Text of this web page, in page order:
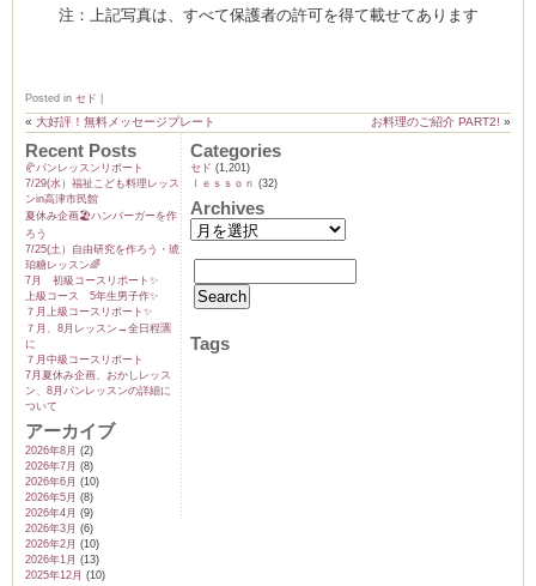
注：上記写真は、すべて保護者の許可を得て載せてあります
Posted in セド
« 大好評！無料メッセージプレート お料理のご紹介 PART2! »
Recent Posts
🥐パンレッスンリポート
7/29(水）福祉こども料理レッス
ンin高津市民館
夏休み企画🏖️ハンバーガーを作
ろう
7/25(土）自由研究を作ろう・琥
珀糖レッスン🌈
7月 初級コースリポート✨️
上級コース 5年生男子作✨️
７月上級コースリポート✨️
７月、8月レッスン→全日程🈵
に
７月中級コースリポート
7月夏休み企画、おかしレッス
ン、8月パンレッスンの詳細に
ついて
アーカイブ
2026年8月 (2)
2026年7月 (8)
2026年6月 (10)
2026年5月 (8)
2026年4月 (9)
2026年3月 (6)
2026年2月 (10)
2026年1月 (13)
2025年12月 (10)
Categories
セド (1,201)
ｌｅｓｓｏｎ (32)
Archives
Tags